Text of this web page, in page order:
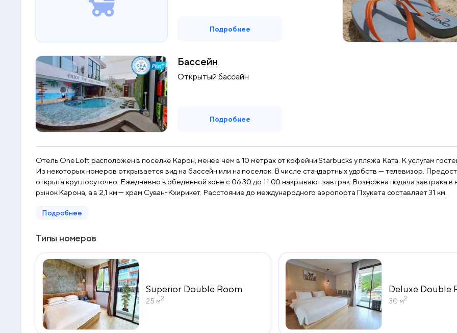
Подробнее
Бассейн
Открытый бассейн
Подробнее
Отель OneLoft расположен в поселке Карон, менее чем в 10 метрах от кофейни Starbucks у пляжа Ката. К услугам
Из некоторых номеров открывается вид на бассейн или на поселок. В числе стандартных удобств — телевизор.
открыта круглосуточно. Ежедневно в обеденной зоне с 06:30 до 11:00 накрывают завтрак. Возможна подача завтрака
рынок Карона, а в 2,1 км — храм Суван-Кхирикет. Расстояние до международного аэропорта Пхукета составляет 31 км.
Подробнее
Типы номеров
Superior Double Room
25 м2
Deluxe Double
30 м2